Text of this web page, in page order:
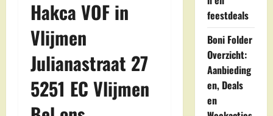
Hakca VOF in
Vlijmen
Julianastraat 27
5251 EC Vlijmen
feestdeals
Boni Folder
Overzicht:
Aanbieding
en, Deals
en